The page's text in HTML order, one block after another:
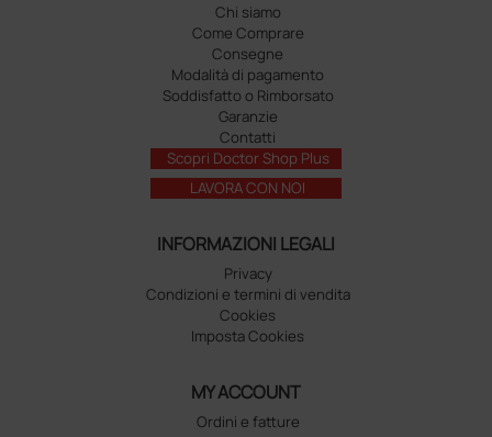
Chi siamo
Come Comprare
Consegne
Modalità di pagamento
Soddisfatto o Rimborsato
Garanzie
Contatti
Scopri Doctor Shop Plus
LAVORA CON NOI
INFORMAZIONI LEGALI
Privacy
Condizioni e termini di vendita
Cookies
Imposta Cookies
MY ACCOUNT
Ordini e fatture